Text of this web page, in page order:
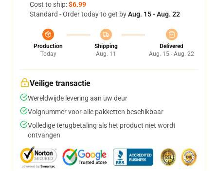
Cost to ship:$6.99
Standard - Order today to get byAug. 15 - Aug. 22
Production
Today
Shipping
Aug. 11
Delivered
Aug. 15 - Aug. 22
Veilige transactie
Wereldwijde levering aan uw deur
Volgnummer voor alle pakketten beschikbaar
Volledige terugbetaling als het product niet wordt
ontvangen